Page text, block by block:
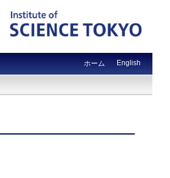
ホーム English